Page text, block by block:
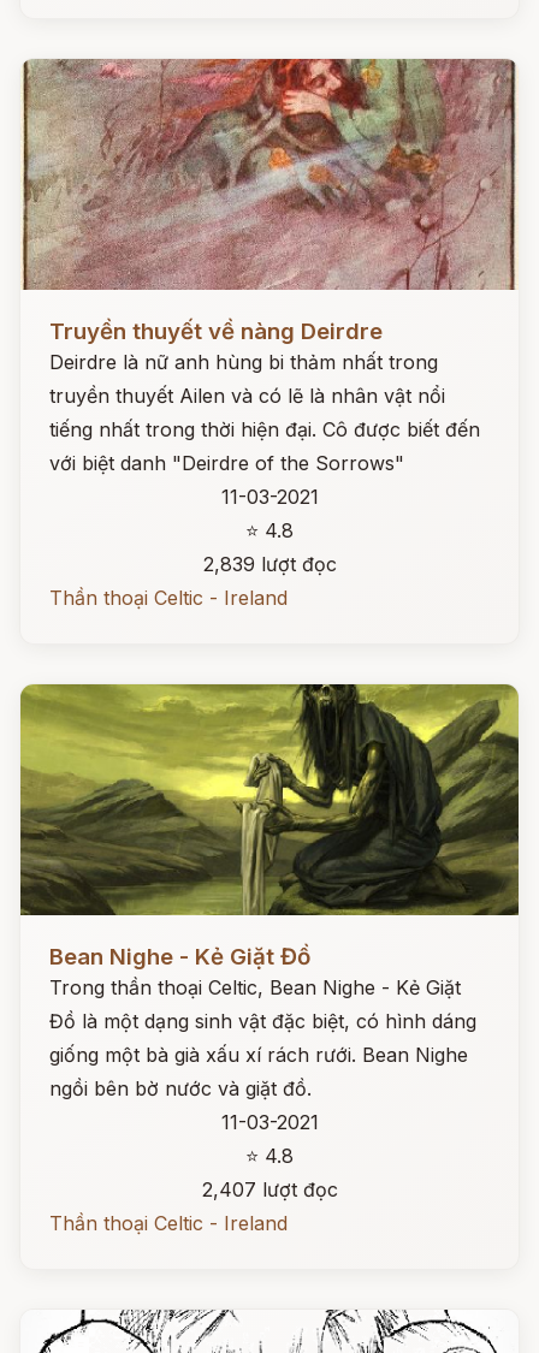
Đọc ngay
Truyền thuyết về nàng Deirdre
Deirdre là nữ anh hùng bi thảm nhất trong
truyền thuyết Ailen và có lẽ là nhân vật nổi
tiếng nhất trong thời hiện đại. Cô được biết đến
với biệt danh "Deirdre of the Sorrows"
11-03-2021
⭐ 4.8
2,839 lượt đọc
Thần thoại Celtic - Ireland
Bean Nighe - Kẻ Giặt Đồ
Trong thần thoại Celtic, Bean Nighe - Kẻ Giặt
Đồ là một dạng sinh vật đặc biệt, có hình dáng
giống một bà già xấu xí rách rưới. Bean Nighe
ngồi bên bờ nước và giặt đồ.
11-03-2021
⭐ 4.8
2,407 lượt đọc
Thần thoại Celtic - Ireland